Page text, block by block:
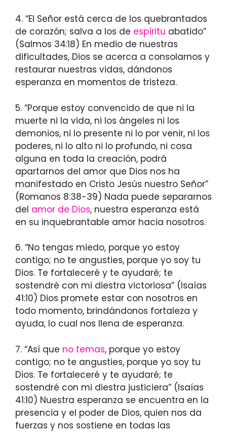
4. “El Señor está cerca de los quebrantados
de corazón; salva a los de espíritu abatido”
(Salmos 34:18) En medio de nuestras
dificultades, Dios se acerca a consolarnos y
restaurar nuestras vidas, dándonos
esperanza en momentos de tristeza.
5. “Porque estoy convencido de que ni la
muerte ni la vida, ni los ángeles ni los
demonios, ni lo presente ni lo por venir, ni los
poderes, ni lo alto ni lo profundo, ni cosa
alguna en toda la creación, podrá
apartarnos del amor que Dios nos ha
manifestado en Cristo Jesús nuestro Señor”
(Romanos 8:38-39) Nada puede separarnos
del amor de Dios, nuestra esperanza está
en su inquebrantable amor hacia nosotros.
6. “No tengas miedo, porque yo estoy
contigo; no te angusties, porque yo soy tu
Dios. Te fortaleceré y te ayudaré; te
sostendré con mi diestra victoriosa” (Isaías
41:10) Dios promete estar con nosotros en
todo momento, brindándonos fortaleza y
ayuda, lo cual nos llena de esperanza.
7. “Así que no temas, porque yo estoy
contigo; no te angusties, porque yo soy tu
Dios. Te fortaleceré y te ayudaré; te
sostendré con mi diestra justiciera” (Isaías
41:10) Nuestra esperanza se encuentra en la
presencia y el poder de Dios, quien nos da
fuerzas y nos sostiene en todas las